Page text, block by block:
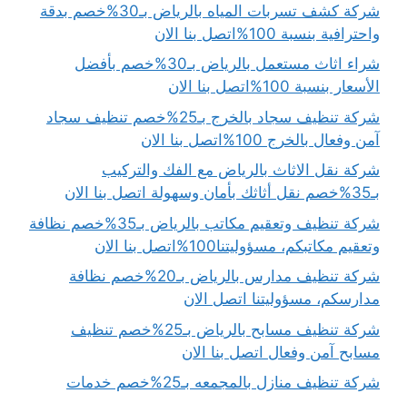
شركة كشف تسربات المياه بالرياض بـ30%خصم بدقة
واحترافية بنسبة 100%اتصل بنا الان
شراء اثاث مستعمل بالرياض بـ30%خصم بأفضل
الأسعار بنسبة 100%اتصل بنا الان
شركة تنظيف سجاد بالخرج بـ25%خصم تنظيف سجاد
آمن وفعال بالخرج 100%اتصل بنا الان
شركة نقل الاثاث بالرياض مع الفك والتركيب
بـ35%خصم نقل أثاثك بأمان وسهولة اتصل بنا الان
شركة تنظيف وتعقيم مكاتب بالرياض بـ35%خصم نظافة
وتعقيم مكاتبكم، مسؤوليتنا100%اتصل بنا الان
شركة تنظيف مدارس بالرياض بـ20%خصم نظافة
مدارسكم، مسؤوليتنا اتصل الان
شركة تنظيف مسابح بالرياض بـ25%خصم تنظيف
مسابح آمن وفعال اتصل بنا الان
شركة تنظيف منازل بالمجمعه بـ25%خصم خدمات